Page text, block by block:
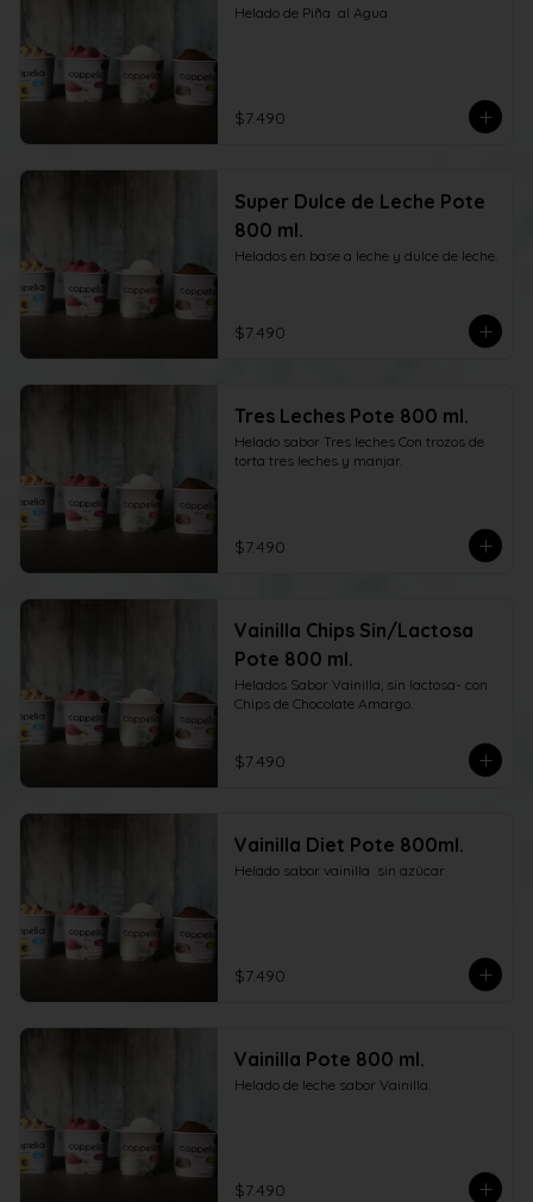
Helado de Piña  al Agua
$7.490
Super Dulce de Leche Pote
800 ml.
Helados en base a leche y dulce de leche.
$7.490
Tres Leches Pote 800 ml.
Helado sabor Tres leches Con trozos de
torta tres leches y manjar.
$7.490
Vainilla Chips Sin/Lactosa
Pote 800 ml.
Helados Sabor Vainilla, sin lactosa- con
Chips de Chocolate Amargo.
$7.490
Vainilla Diet Pote 800ml.
Helado sabor vainilla  sin azúcar
$7.490
Vainilla Pote 800 ml.
Helado de leche sabor Vainilla.
$7.490